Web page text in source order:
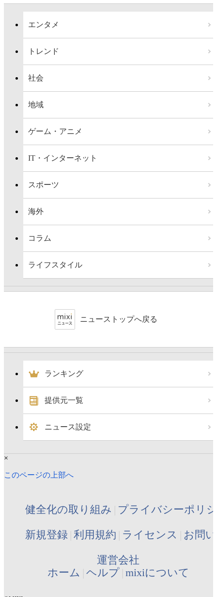
エンタメ
トレンド
社会
地域
ゲーム・アニメ
IT・インターネット
スポーツ
海外
コラム
ライフスタイル
ニューストップへ戻る
ランキング
提供元一覧
ニュース設定
×
このページの上部へ
健全化の取り組み プライバシーポリ
新規登録 利用規約 ライセンス お問
運営会社
ホーム ヘルプ mixiについて